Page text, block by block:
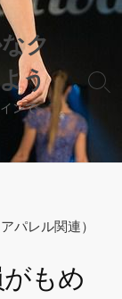
ク
う
ンで
検
パレル関連）
もめ